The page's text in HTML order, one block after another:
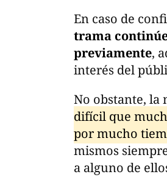
En caso de
trama
previamente,
interés del
No obstante, la
difícil que
por mucho
mismos
a alguno de